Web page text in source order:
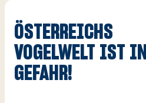
ÖSTERREICHS
VOGELWELT IST IN
GEFAHR!